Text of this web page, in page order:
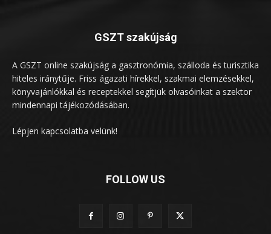
GSZT szakújság
A GSZT online szakújság a gasztronómia, szálloda és turisztika
hiteles iránytűje. Friss ágazati hírekkel, szakmai elemzésekkel,
könyvajánlókkal és receptekkel segítjük olvasóinkat a szektor
mindennapi tájékozódásában.
Lépjen kapcsolatba velünk!
FOLLOW US